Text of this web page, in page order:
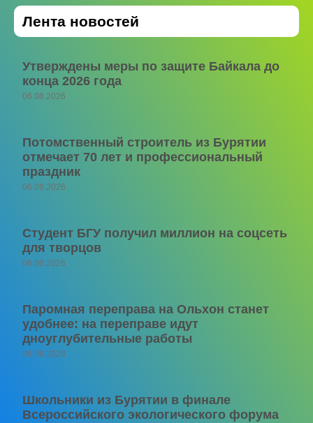
Лента новостей
Утверждены меры по защите Байкала до
конца 2026 года
06.08.2026
Потомственный строитель из Бурятии
отмечает 70 лет и профессиональный
праздник
06.08.2026
Студент БГУ получил миллион на соцсеть
для творцов
06.08.2026
Паромная переправа на Ольхон станет
удобнее: на переправе идут
дноуглубительные работы
06.08.2026
Школьники из Бурятии в финале
Всероссийского экологического форума